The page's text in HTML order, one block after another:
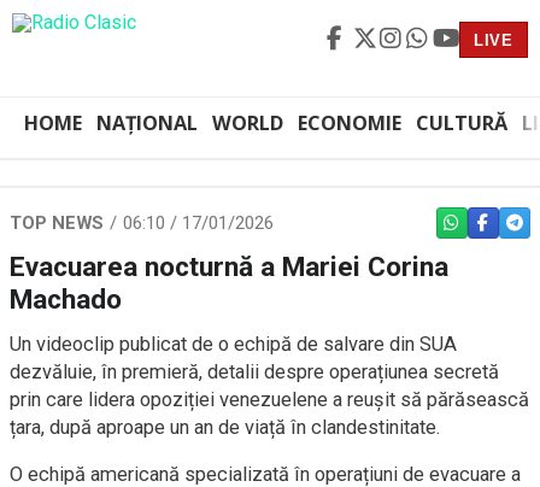
LIVE
HOME NAȚIONAL WORLD ECONOMIE CULTURĂ
TOP NEWS 06:10 / 17/01/2026 WHATSAPP
Evacuarea nocturnă a Mariei Corina
Machado
Un videoclip publicat de o echipă de salvare din SUA
dezvăluie, în premieră, detalii despre operațiunea secretă
prin care lidera opoziției venezuelene a reușit să părăsească
țara, după aproape un an de viață în clandestinitate.
O echipă americană specializată în operațiuni de evacuare a